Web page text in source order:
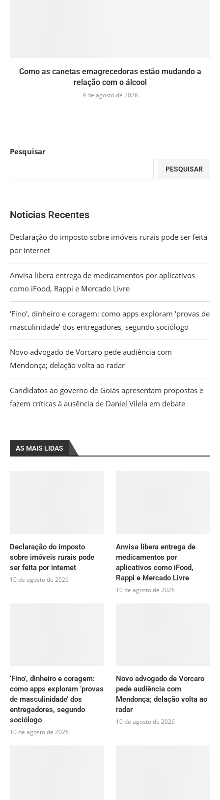
Como as canetas emagrecedoras estão mudando a
relação com o álcool
9 de agosto de 2026
Pesquisar
PESQUISAR
Noticias Recentes
Declaração do imposto sobre imóveis rurais pode ser feita
por internet
Anvisa libera entrega de medicamentos por aplicativos
como iFood, Rappi e Mercado Livre
‘Fino’, dinheiro e coragem: como apps exploram ‘provas de
masculinidade’ dos entregadores, segundo sociólogo
Novo advogado de Vorcaro pede audiência com
Mendonça; delação volta ao radar
Candidatos ao governo de Goiás apresentam propostas e
fazem críticas à ausência de Daniel Vilela em debate
AS MAIS LIDAS
Declaração do imposto
sobre imóveis rurais pode
ser feita por internet
10 de agosto de 2026
Anvisa libera entrega de
medicamentos por
aplicativos como iFood,
Rappi e Mercado Livre
10 de agosto de 2026
‘Fino’, dinheiro e coragem:
como apps exploram ‘provas
de masculinidade’ dos
entregadores, segundo
sociólogo
10 de agosto de 2026
Novo advogado de Vorcaro
pede audiência com
Mendonça; delação volta ao
radar
10 de agosto de 2026